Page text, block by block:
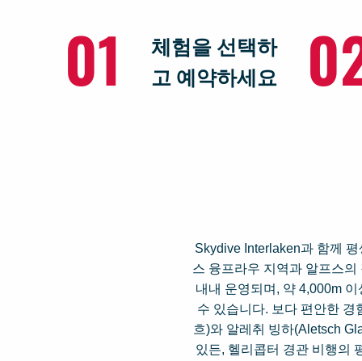
01
체험을 선택하
고 예약하세요
Skydive Interlaken과 함께
스 융프라우 지역과 알프스
내내 운영되며, 약 4,000m
수 있습니다. 보다 편안한
흐)와 알레취 빙하(Aletsch
있든, 헬리콥터 경관 비행의